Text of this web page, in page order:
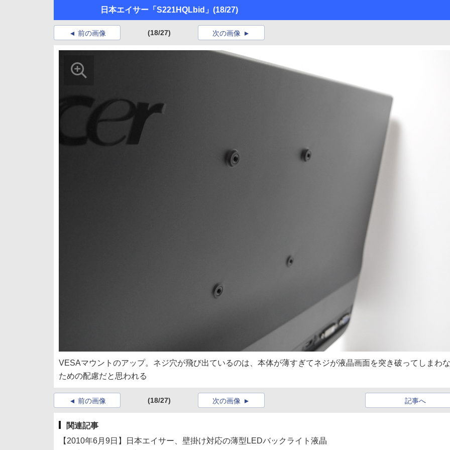
日本エイサー「S221HQLbid」 (18/27)
前の画像 (18/27) 次の画像
VESAマウントのアップ。ネジ穴が飛び出ているのは、本体が薄すぎてネジが液晶画面を突き破ってしまわ
ための配慮だと思われる
前の画像 (18/27) 記事へ
次の画像
関連記事
【2010年6月9日】日本エイサー、壁掛け対応の薄型LEDバックライト液晶